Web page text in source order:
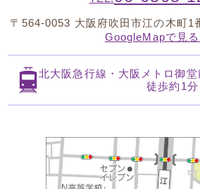
〒564-0053 大阪府吹田市江の木町1
GoogleMapで見
北大阪急行線・大阪メトロ御堂
徒歩約1分